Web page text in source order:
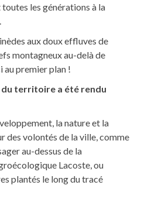
les générations à la
aux doux effluves de
montagneux au-delà de
au premier plan !
du territoire a été rendu
la nature et la
des volontés de la ville, comme
au-dessus de la
Lacoste, ou
plantés le long du tracé